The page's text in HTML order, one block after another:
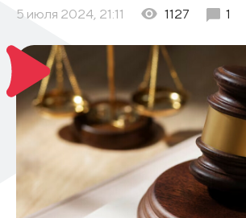
5 июля 2024, 21:11 1127 1